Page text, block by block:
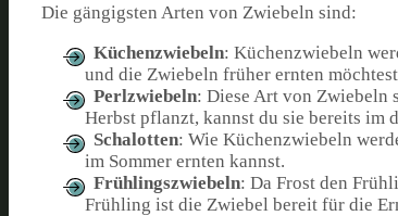
Die gängigsten Arten von Zwiebeln sind:
Küchenzwiebeln: Küchenzwiebeln
und die Zwiebeln früher ernten
Perlzwiebeln: Diese Art von Zwiebeln
Herbst pflanzt, kannst du sie bereits im
Schalotten: Wie Küchenzwiebeln
im Sommer ernten kannst.
Frühlingszwiebeln: Da Frost den
Frühling ist die Zwiebel bereit für die